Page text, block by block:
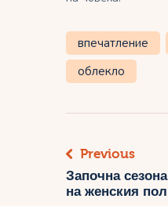
впечатление
облекло
Навигация
Previous
Започна сезона
на женския пол